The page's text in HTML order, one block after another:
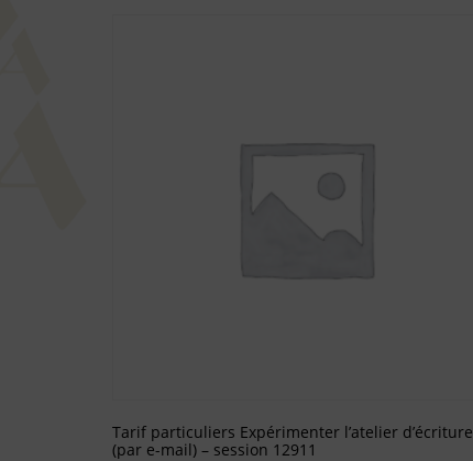
Tarif particuliers Expérimenter l’atelier d’écriture
(par e-mail) – session 12911